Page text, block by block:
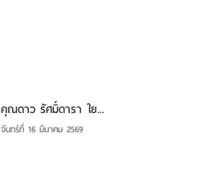
คุณดาว รัศมิ์ดารา ใย...
จันทร์ที่ 16 มีนาคม 2569